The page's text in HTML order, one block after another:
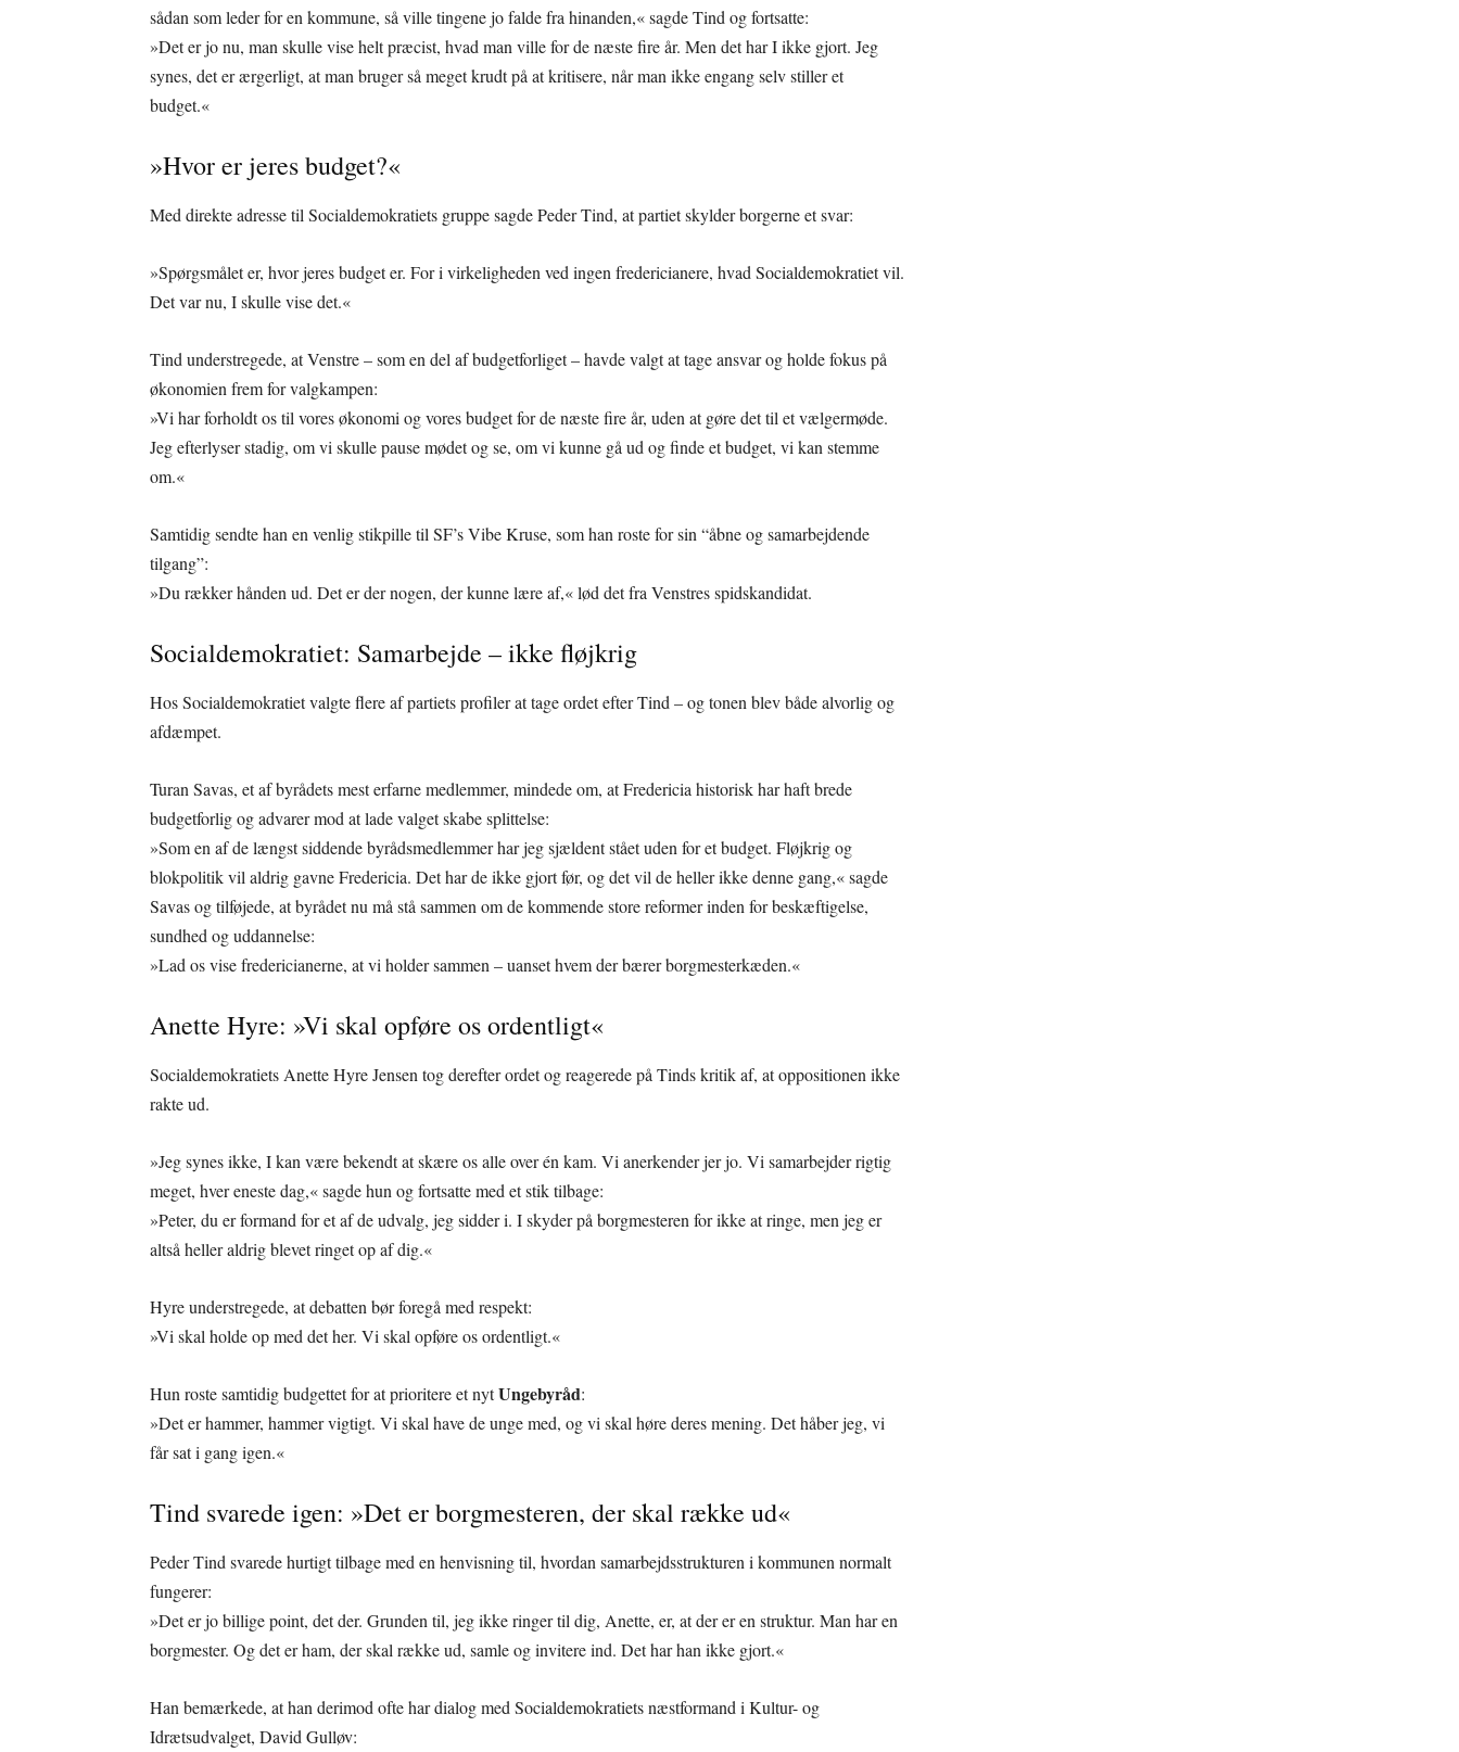
sådan som leder for en kommune, så ville tingene jo falde fra hinanden,« sagde Tind og fortsatte:
»Det er jo nu, man skulle vise helt præcist, hvad man ville for de næste fire år. Men det har I ikke gjort. Jeg
synes, det er ærgerligt, at man bruger så meget krudt på at kritisere, når man ikke engang selv stiller et
budget.«
»Hvor er jeres budget?«
Med direkte adresse til Socialdemokratiets gruppe sagde Peder Tind, at partiet skylder borgerne et svar:
»Spørgsmålet er, hvor jeres budget er. For i virkeligheden ved ingen fredericianere, hvad Socialdemokratiet vil.
Det var nu, I skulle vise det.«
Tind understregede, at Venstre – som en del af budgetforliget – havde valgt at tage ansvar og holde fokus på
økonomien frem for valgkampen:
»Vi har forholdt os til vores økonomi og vores budget for de næste fire år, uden at gøre det til et vælgermøde.
Jeg efterlyser stadig, om vi skulle pause mødet og se, om vi kunne gå ud og finde et budget, vi kan stemme
om.«
Samtidig sendte han en venlig stikpille til SF’s Vibe Kruse, som han roste for sin “åbne og samarbejdende
tilgang”:
»Du rækker hånden ud. Det er der nogen, der kunne lære af,« lød det fra Venstres spidskandidat.
Socialdemokratiet: Samarbejde – ikke fløjkrig
Hos Socialdemokratiet valgte flere af partiets profiler at tage ordet efter Tind – og tonen blev både alvorlig og
afdæmpet.
Turan Savas, et af byrådets mest erfarne medlemmer, mindede om, at Fredericia historisk har haft brede
budgetforlig og advarer mod at lade valget skabe splittelse:
»Som en af de længst siddende byrådsmedlemmer har jeg sjældent stået uden for et budget. Fløjkrig og
blokpolitik vil aldrig gavne Fredericia. Det har de ikke gjort før, og det vil de heller ikke denne gang,« sagde
Savas og tilføjede, at byrådet nu må stå sammen om de kommende store reformer inden for beskæftigelse,
sundhed og uddannelse:
»Lad os vise fredericianerne, at vi holder sammen – uanset hvem der bærer borgmesterkæden.«
Anette Hyre: »Vi skal opføre os ordentligt«
Socialdemokratiets Anette Hyre Jensen tog derefter ordet og reagerede på Tinds kritik af, at oppositionen ikke
rakte ud.
»Jeg synes ikke, I kan være bekendt at skære os alle over én kam. Vi anerkender jer jo. Vi samarbejder rigtig
meget, hver eneste dag,« sagde hun og fortsatte med et stik tilbage:
»Peter, du er formand for et af de udvalg, jeg sidder i. I skyder på borgmesteren for ikke at ringe, men jeg er
altså heller aldrig blevet ringet op af dig.«
Hyre understregede, at debatten bør foregå med respekt:
»Vi skal holde op med det her. Vi skal opføre os ordentligt.«
Hun roste samtidig budgettet for at prioritere et nytUngebyråd:
»Det er hammer, hammer vigtigt. Vi skal have de unge med, og vi skal høre deres mening. Det håber jeg, vi
får sat i gang igen.«
Tind svarede igen: »Det er borgmesteren, der skal række ud«
Peder Tind svarede hurtigt tilbage med en henvisning til, hvordan samarbejdsstrukturen i kommunen normalt
fungerer:
»Det er jo billige point, det der. Grunden til, jeg ikke ringer til dig, Anette, er, at der er en struktur. Man har en
borgmester. Og det er ham, der skal række ud, samle og invitere ind. Det har han ikke gjort.«
Han bemærkede, at han derimod ofte har dialog med Socialdemokratiets næstformand i Kultur- og
Idrætsudvalget, David Gulløv: